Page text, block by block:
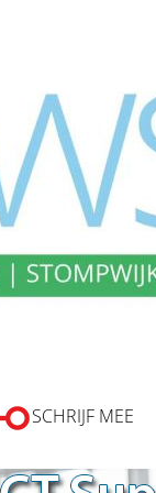
SCHRIJF MEE